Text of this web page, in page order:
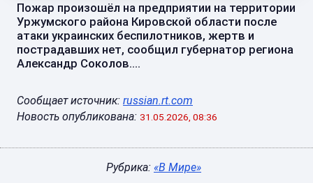
Пожар произошёл на предприятии на территории
Уржумского района Кировской области после
атаки украинских беспилотников, жертв и
пострадавших нет, сообщил губернатор региона
Александр Соколов....
Сообщает источник: russian.rt.com
Новость опубликована: 31.05.2026, 08:36
Рубрика: «В Мире»